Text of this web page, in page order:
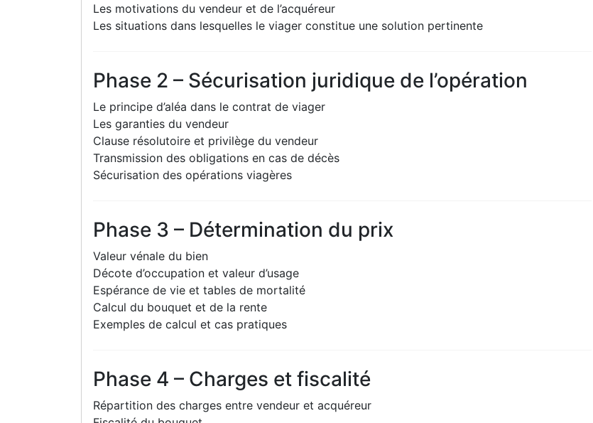
Les motivations du vendeur et de l’acquéreur
Les situations dans lesquelles le viager constitue une solution pertinente
Phase 2 – Sécurisation juridique de l’opération
Le principe d’aléa dans le contrat de viager
Les garanties du vendeur
Clause résolutoire et privilège du vendeur
Transmission des obligations en cas de décès
Sécurisation des opérations viagères
Phase 3 – Détermination du prix
Valeur vénale du bien
Décote d’occupation et valeur d’usage
Espérance de vie et tables de mortalité
Calcul du bouquet et de la rente
Exemples de calcul et cas pratiques
Phase 4 – Charges et fiscalité
Répartition des charges entre vendeur et acquéreur